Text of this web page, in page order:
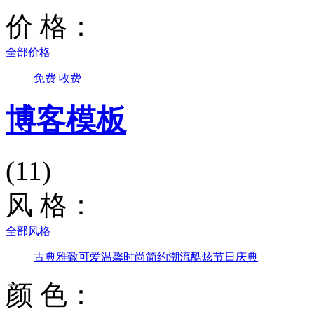
价 格：
全部价格
免费 收费
博客模板
(11)
风 格：
全部风格
古典雅致可爱温馨时尚简约潮流酷炫节日庆典
颜 色：